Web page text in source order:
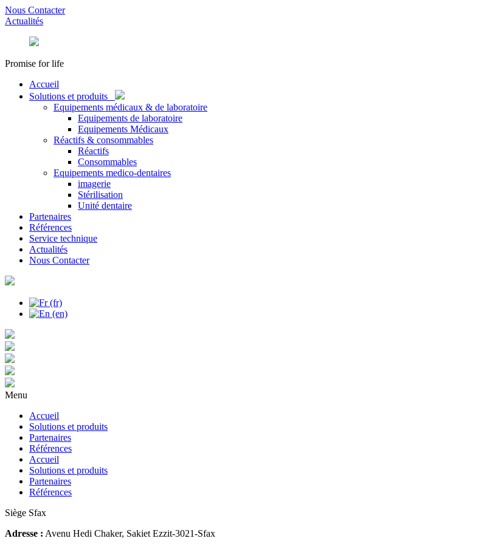
Nous Contacter
Actualités
Promise for life
Accueil
Solutions et produits
Equipements médicaux & de laboratoire
Equipements de laboratoire
Equipements Médicaux
Réactifs & consommables
Réactifs
Consommables
Equipements medico-dentaires
imagerie
Stérilisation
Unité dentaire
Partenaires
Références
Service technique
Actualités
Nous Contacter
Menu
Accueil
Solutions et produits
Partenaires
Références
Accueil
Solutions et produits
Partenaires
Références
Siège Sfax
Adresse : Avenu Hedi Chaker, Sakiet Ezzit-3021-Sfax